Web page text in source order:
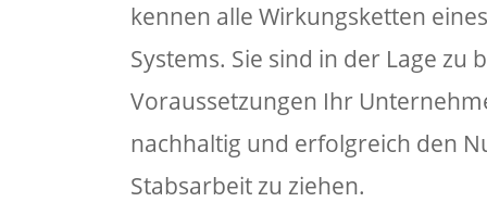
kennen alle Wirkungsketten
Systems. Sie sind in der Lage zu
Voraussetzungen Ihr
nachhaltig und erfolgreich den
Stabsarbeit zu ziehen.